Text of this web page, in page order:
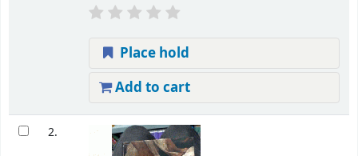
Place hold
Add to cart
2.